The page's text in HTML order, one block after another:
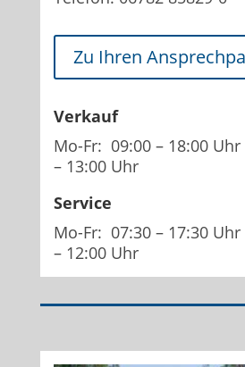
Zu Ihren
Verkauf
Mo-Fr: 09:00 – 18:00
– 13:00 Uhr
Service
Mo-Fr: 07:30 – 17:30
– 12:00 Uhr